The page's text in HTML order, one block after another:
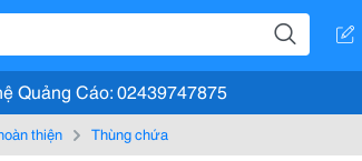
Quảng Cáo: 02439747875
thiện Thùng chứa